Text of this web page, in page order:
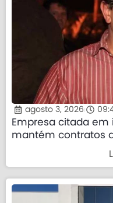
agosto 3, 2026
Empresa citada em
mantém contratos